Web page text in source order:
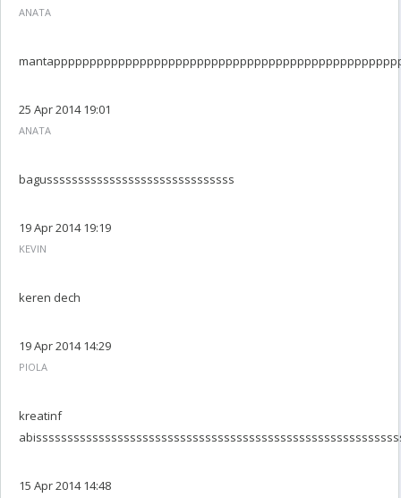
ANATA
25 Apr 2014 19:01
ANATA
bagussssssssssssssssssssssssssssss
19 Apr 2014 19:19
KEVIN
keren dech
19 Apr 2014 14:29
PIOLA
kreatinf
15 Apr 2014 14:48